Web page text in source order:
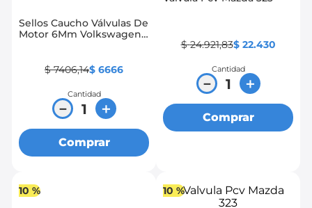
Sellos Caucho Válvulas De
Motor 6Mm Volkswagen
$ 7406,14$ 6666
Cantidad
＋
－
Comprar
$ 24.921,83$ 22.430
Cantidad
＋
－
Comprar
10 % 10 %